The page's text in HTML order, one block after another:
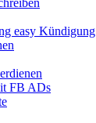
easy Kündigung
FB ADs